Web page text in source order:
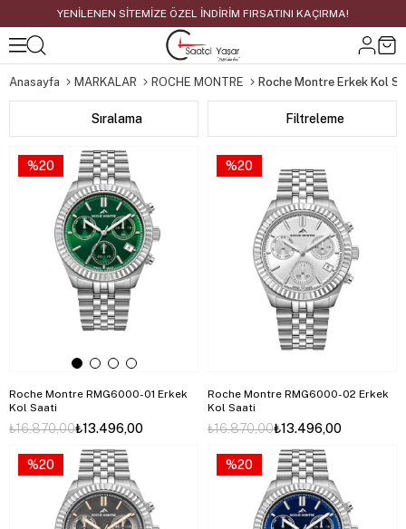
YENİLENEN SİTEMİZE ÖZEL İNDİRİM FIRSATINI KAÇIRMA!
Anasayfa MARKALAR ROCHE MONTRE Roche Montre Erkek Kol
Filtreleme
Sıralama
Roche Montre RMG6000-01 Erkek
Kol Saati
₺13.496,00
₺16.870,00
%20
Roche Montre RMG6000-02 Erkek
Kol Saati
₺13.496,00
₺16.870,00
%20
%20 %20